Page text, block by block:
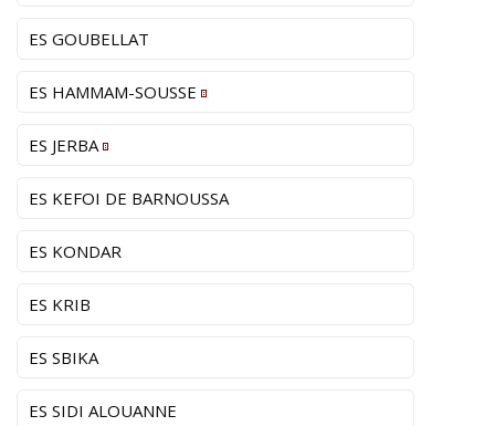
ES GOUBELLAT
ES HAMMAM-SOUSSE
ES JERBA
ES KEFOI DE BARNOUSSA
ES KONDAR
ES KRIB
ES SBIKA
ES SIDI ALOUANNE